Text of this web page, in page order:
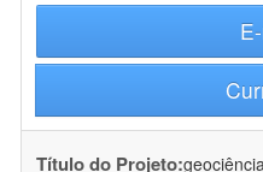
Título do Projeto: